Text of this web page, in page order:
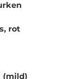
rot
(mild)